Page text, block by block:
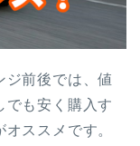
ジ前後では、値
でも安く購入す
ススメです。